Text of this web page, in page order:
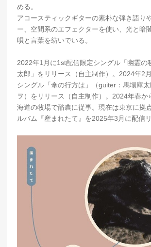
める。
アコースティックギターの素朴な弾き語り
ー、空間系のエフェクターを使い、光と暗
唄と言葉を紡いでいる。
2022年1月に1st配信限定シングル「幽霊の
太郎」をリリース（自主制作）。2024年2
シングル「傘の行方は」（guiter：馬場庫
ヲ）をリリース（自主制作）。2024年春か
海道の牧場で酪農に従事。現在は東京に拠
ルバム『産まれたて』を2025年3月に配信